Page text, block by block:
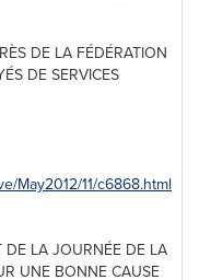
DE LA FÉDÉRATION
DE SERVICES
May2012/11/c6868.html
DE LA JOURNÉE DE LA
UNE BONNE CAUSE